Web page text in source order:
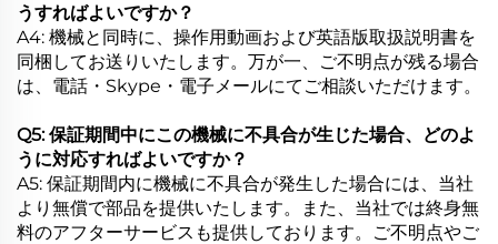
うすればよいですか？
A4: 機械と同時に、操作用動画および英語版取扱説明書を
同梱してお送りいたします。万が一、ご不明点が残る場合
は、電話・Skype・電子メールにてご相談いただけます。
Q5: 保証期間中にこの機械に不具合が生じた場合、どのよ
うに対応すればよいですか？
A5: 保証期間内に機械に不具合が発生した場合には、当社
より無償で部品を提供いたします。また、当社では終身無
料のアフターサービスも提供しております。ご不明点やご